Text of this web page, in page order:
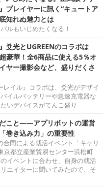
プレイヤーに訊く“キュートア
知れぬ魅力とは
ルもいじめたくなる！
爻光とUGREENのコラボは
豪華！全6商品に使える5％オ
ヤー撮影会など、盛りだくさ
レイル』コラボは、爻光がデザイ
イルバッテリーや急速充電器な
いデバイスがてんこ盛り
こと――アプリボットの運営
巻き込み力」の重要性
同による就活イベント「キャリ
京都立産業貿易センター浜松町
イベントに合わせ、自身の就活
エイターに聞いてみたので、そ